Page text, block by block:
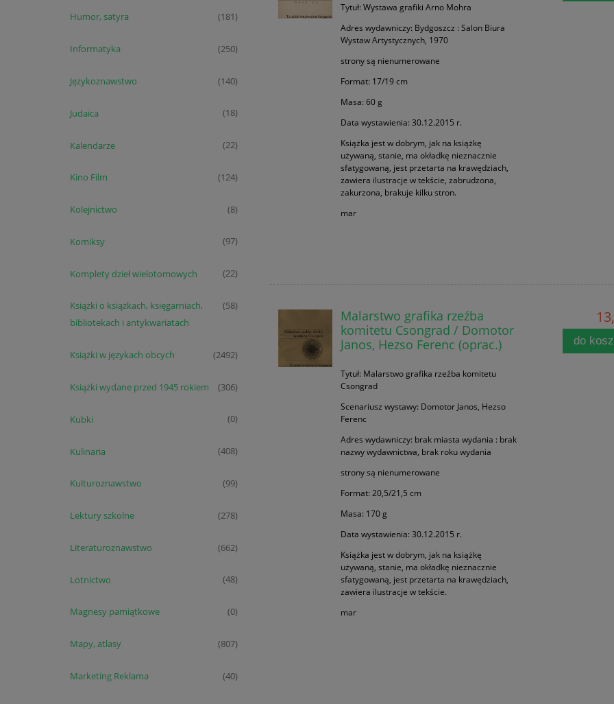
Humor, satyra (181)
Informatyka (250)
Językoznawstwo (140)
Judaica (18)
Kalendarze (22)
Kino Film (124)
Kolejnictwo (8)
Komiksy (97)
Komplety dzieł wielotomowych (22)
Książki o książkach, księgarniach,
bibliotekach i antykwariatach
(58)
Książki w językach obcych (2492)
Książki wydane przed 1945 rokiem (306)
Kubki (0)
Kulinaria (408)
Kulturoznawstwo (99)
Lektury szkolne (278)
Literaturoznawstwo (662)
Lotnictwo (48)
Magnesy pamiątkowe (0)
Mapy, atlasy (807)
Marketing Reklama (40)
Tytuł: Wystawa grafiki Arno Mohra
Adres wydawniczy: Bydgoszcz : Salon Biura
Wystaw Artystycznych, 1970
strony są nienumerowane
Format: 17/19 cm
Masa: 60 g
Data wystawienia: 30.12.2015 r.
Książka jest w dobrym, jak na książkę
używaną, stanie, ma okładkę nieznacznie
sfatygowaną, jest przetarta na krawędziach,
zawiera ilustracje w tekście, zabrudzona,
zakurzona, brakuje kilku stron.
mar
Malarstwo grafika rzeźba
komitetu Csongrad / Domotor
Janos, Hezso Ferenc (oprac.)
Tytuł: Malarstwo grafika rzeźba komitetu
Csongrad
Scenariusz wystawy: Domotor Janos, Hezso
Ferenc
Adres wydawniczy: brak miasta wydania : brak
nazwy wydawnictwa, brak roku wydania
strony są nienumerowane
Format: 20,5/21,5 cm
Masa: 170 g
Data wystawienia: 30.12.2015 r.
Książka jest w dobrym, jak na książkę
używaną, stanie, ma okładkę nieznacznie
sfatygowaną, jest przetarta na krawędziach,
zawiera ilustracje w tekście.
mar
do